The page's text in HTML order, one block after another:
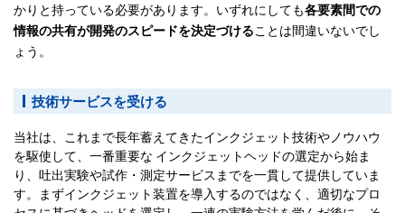
かりと持っている必要があります。いずれにしても各要素間での
情報の共有が開発のスピードを決定づけることは間違いないでし
ょう。
技術サービスを受ける
当社は、これまで長年蓄えてきたインクジェット技術やノウハウ
を駆使して、一番重要な インクジェットヘッドの選定から始ま
り、吐出実験や試作・測定サービスまでを一貫して提供していま
す。まずインクジェット装置を導入するのではなく、適切なプロ